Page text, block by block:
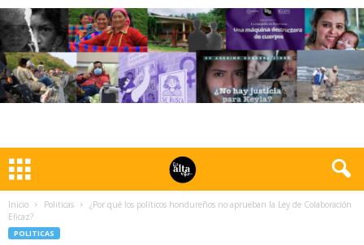
Inicio Politicas
¿Por qué los políticos hondureños no aprueban la Ley de Colaboración
Eficaz?
POLITICAS